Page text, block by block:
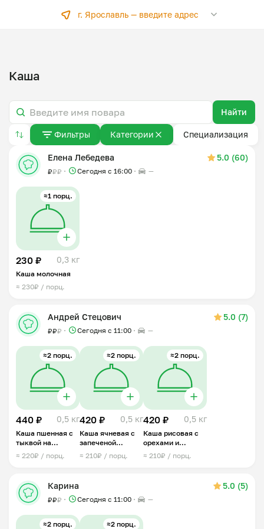
г. Ярославль —введите адрес
Каша
Найти
Фильтры Категории Специализация
Елена Лебедева 5.0 (60)
₽₽₽ Сегодня с 16:00 —
≈1 порц.
230 ₽ 0,3 кг
Каша молочная
≈ 230₽ / порц.
Андрей Стецович 5.0 (7)
₽₽₽ Сегодня с 11:00 —
≈2 порц.
440 ₽ 0,5 кг
Каша пшенная с
тыквой на
кокосовом
молоке
≈ 220₽ / порц.
≈2 порц.
420 ₽ 0,5 кг
Каша ячневая с
запеченой
грушей
≈ 210₽ / порц.
≈2 порц.
420 ₽ 0,5 кг
Каша рисовая с
орехами и
сухофруктами
≈ 210₽ / порц.
Карина 5.0 (5)
₽₽₽ Сегодня с 11:00 —
≈2 порц. ≈2 порц.